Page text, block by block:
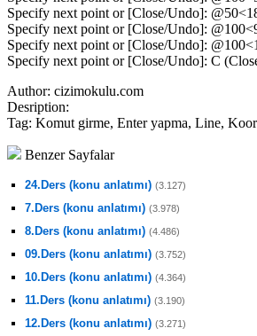
Specify next point or [Close/Undo]:
Specify next point or [Close/Undo]:
Specify next point or [Close/Undo]:
Specify next point or [Close/Undo]: C
Author: cizimokulu.com
Desription:
Tag: Komut girme, Enter yapma, Line,
Benzer Sayfalar
24.Ders (konu anlatımı) (3.127)
7.Ders (konu anlatımı) (3.978)
8.Ders (konu anlatımı) (4.486)
09.Ders (konu anlatımı) (3.752)
10.Ders (konu anlatımı) (4.364)
11.Ders (konu anlatımı) (3.190)
12.Ders (konu anlatımı) (3.271)